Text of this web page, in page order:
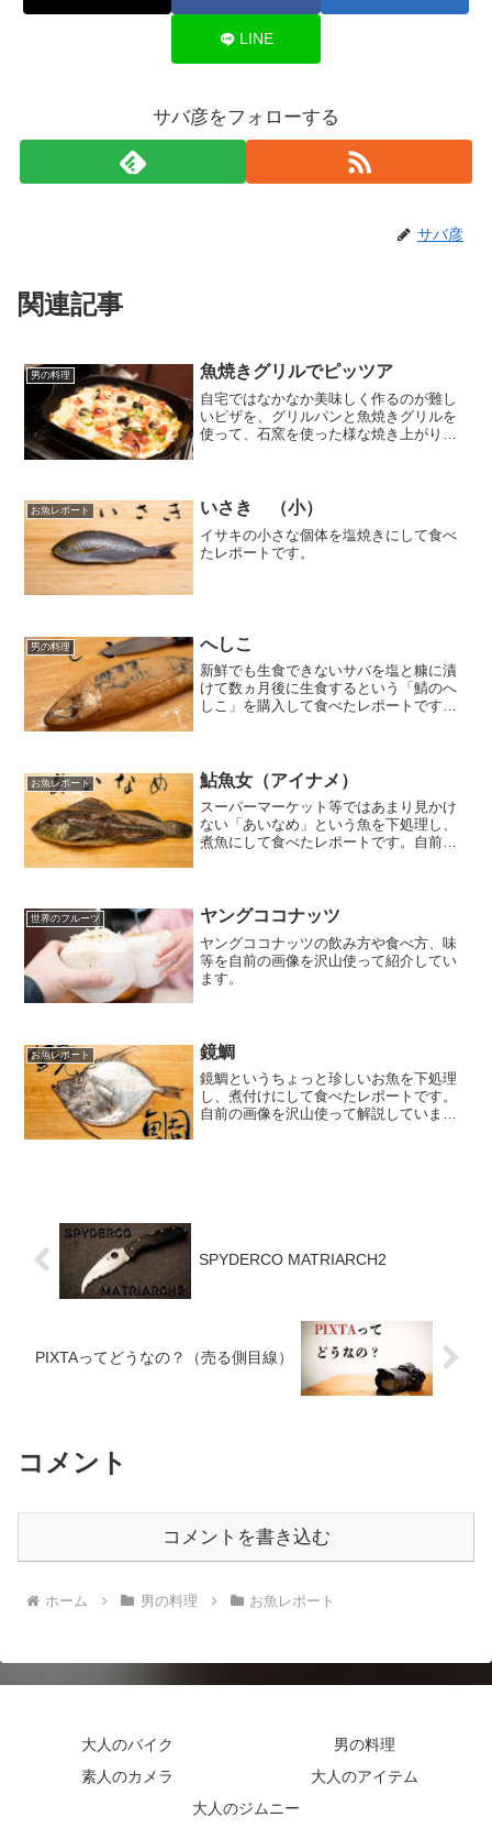
LINE
サバ彦をフォローする
サバ彦
関連記事
男の料理 魚焼きグリルでピッツア
自宅ではなかなか美味しく作るのが難し
いピザを、グリルパンと魚焼きグリルを
使って、石窯を使った様な焼き上がりで
お魚レポート いさき （小）
イサキの小さな個体を塩焼きにして食べ
たレポートです。
男の料理 へしこ
新鮮でも生食できないサバを塩と糠に漬
けて数ヵ月後に生食するという「鯖のへ
しこ」を購入して食べたレポートです。
お魚レポート 鮎魚女（アイナメ）
スーパーマーケット等ではあまり見かけ
ない「あいなめ」という魚を下処理し、
煮魚にして食べたレポートです。自前の
世界のフルーツ ヤングココナッツ
ヤングココナッツの飲み方や食べ方、味
等を自前の画像を沢山使って紹介してい
ます。
お魚レポート 鏡鯛
鏡鯛というちょっと珍しいお魚を下処理
し、煮付けにして食べたレポートです。
自前の画像を沢山使って解説していま
SPYDERCO MATRIARCH2
PIXTAってどうなの？（売る側目線）
コメント
コメントを書き込む
ホーム 男の料理 お魚レポート
大人のバイク
男の料理
素人のカメラ
大人のアイテム
大人のジムニー